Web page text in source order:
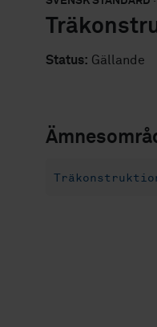
Status: Gällande